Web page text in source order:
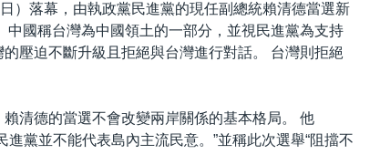
）落幕，由執政黨民進黨的現任副總統賴清德當選新
國稱台灣為中國領土的一部分，並視民進黨為支持
的壓迫不斷升級且拒絕與台灣進行對話。 台灣則拒絕
清德的當選不會改變兩岸關係的基本格局。 他
黨並不能代表島內主流民意。”並稱此次選舉“阻擋不